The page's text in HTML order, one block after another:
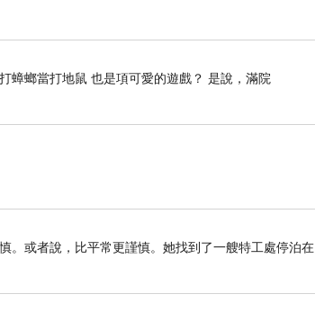
蟑螂當打地鼠 也是項可愛的遊戲？ 是說，滿院
。或者說，比平常更謹慎。她找到了一艘特工處停泊在